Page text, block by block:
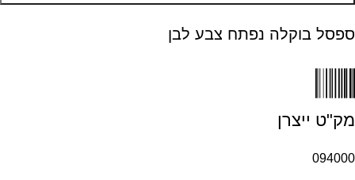
ספסל בוקלה נפתח צבע לבן
מק"ט ייצרן
094000